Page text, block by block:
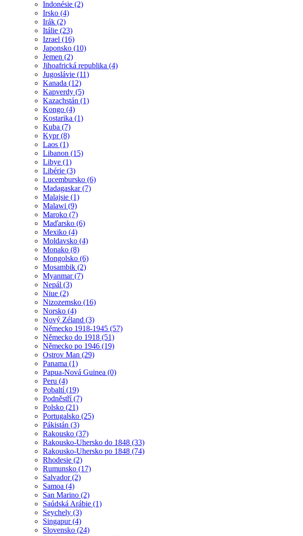
Indonésie (2)
Irsko (4)
Irák (2)
Itálie (23)
Izrael (16)
Japonsko (10)
Jemen (2)
Jihoafrická republika (4)
Jugoslávie (11)
Kanada (12)
Kapverdy (5)
Kazachstán (1)
Kongo (4)
Kostarika (1)
Kuba (7)
Kypr (8)
Laos (1)
Libanon (15)
Libye (1)
Libérie (3)
Lucembursko (6)
Madagaskar (7)
Malajsie (1)
Malawi (9)
Maroko (7)
Maďarsko (6)
Mexiko (4)
Moldavsko (4)
Monako (8)
Mongolsko (6)
Mosambik (2)
Myanmar (7)
Nepál (3)
Niue (2)
Nizozemsko (16)
Norsko (4)
Nový Zéland (3)
Německo 1918-1945 (57)
Německo do 1918 (51)
Německo po 1946 (19)
Ostrov Man (29)
Panama (1)
Papua-Nová Guinea (0)
Peru (4)
Pobaltí (19)
Podněstří (7)
Polsko (21)
Portugalsko (25)
Pákistán (3)
Rakousko (37)
Rakousko-Uhersko do 1848 (33)
Rakousko-Uhersko po 1848 (74)
Rhodesie (2)
Rumunsko (17)
Salvador (2)
Samoa (4)
San Marino (2)
Saúdská Arábie (1)
Seychely (3)
Singapur (4)
Slovensko (24)